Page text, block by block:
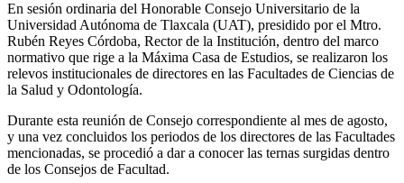
En sesión ordinaria del Honorable Consejo Universitario de la
Universidad Autónoma de Tlaxcala (UAT), presidido por el Mtro.
Rubén Reyes Córdoba, Rector de la Institución, dentro del marco
normativo que rige a la Máxima Casa de Estudios, se realizaron los
relevos institucionales de directores en las Facultades de Ciencias de
la Salud y Odontología.
Durante esta reunión de Consejo correspondiente al mes de agosto,
y una vez concluidos los periodos de los directores de las Facultades
mencionadas, se procedió a dar a conocer las ternas surgidas dentro
de los Consejos de Facultad.